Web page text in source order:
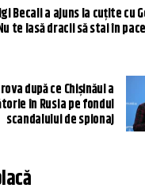
Becali a ajuns la cuțite cu
te lasă dracii să stai în
după ce Chișinăul a
în Rusia pe fondul
scandalului de spionaj